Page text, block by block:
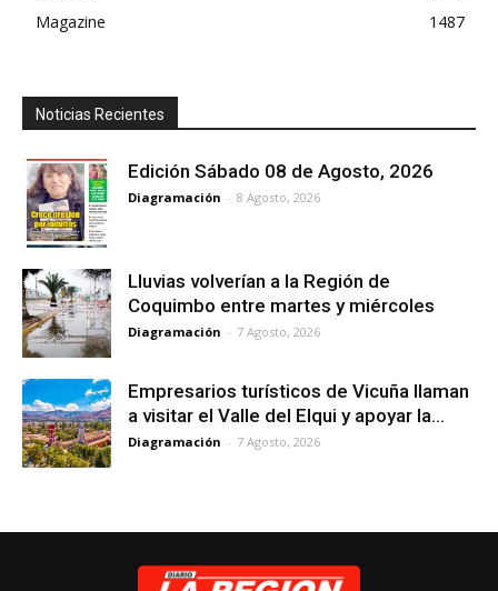
Magazine
1487
Noticias Recientes
Edición Sábado 08 de Agosto, 2026
Diagramación - 8 Agosto, 2026
Lluvias volverían a la Región de
Coquimbo entre martes y miércoles
Diagramación - 7 Agosto, 2026
Empresarios turísticos de Vicuña llaman
a visitar el Valle del Elqui y apoyar la...
Diagramación - 7 Agosto, 2026